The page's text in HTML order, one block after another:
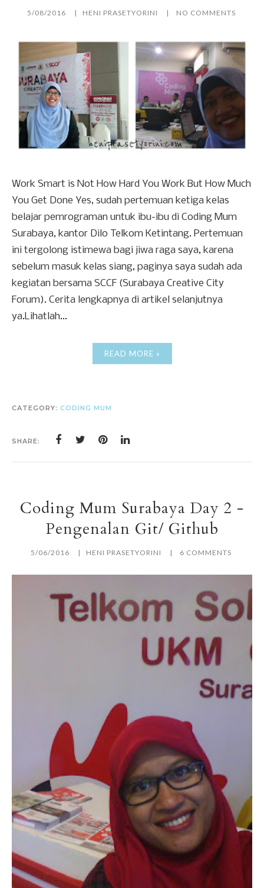
5/08/2016 HENI PRASETYORINI NO COMMENTS
Work Smart is Not How Hard You Work But How Much
You Get Done Yes, sudah pertemuan ketiga kelas
belajar pemrograman untuk ibu-ibu di Coding Mum
Surabaya, kantor Dilo Telkom Ketintang. Pertemuan
ini tergolong istimewa bagi jiwa raga saya, karena
sebelum masuk kelas siang, paginya saya sudah ada
kegiatan bersama SCCF (Surabaya Creative City
Forum). Cerita lengkapnya di artikel selanjutnya
ya.Lihatlah...
READ MORE »
CATEGORY: CODING MUM
SHARE:
Coding Mum Surabaya Day 2 -
Pengenalan Git/ Github
5/06/2016 HENI PRASETYORINI 6 COMMENTS